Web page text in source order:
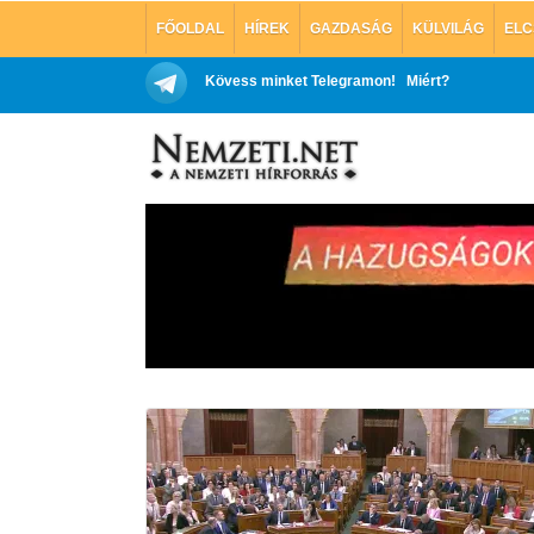
FŐOLDAL HÍREK GAZDASÁG KÜLVILÁG
Kövess minket Telegramon! Miért?